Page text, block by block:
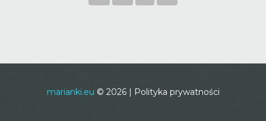
marianki.eu © 2026 Polityka prywatności